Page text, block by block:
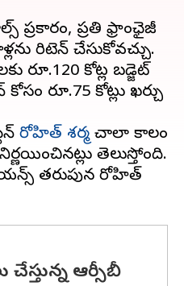
ప్రకారం, ప్రతి ఫ్రాంఛైజీ
రిటెన్ చేసుకోవచ్చు.
రూ.120 కోట్ల బడ్జెట్
రూ.75 కోట్లు ఖర్చు
రోహిత్ శర్మచాలా కాలం
తెలుస్తోంది.
తరుపున రోహిత్
చేస్తున్న ఆర్సీబీ